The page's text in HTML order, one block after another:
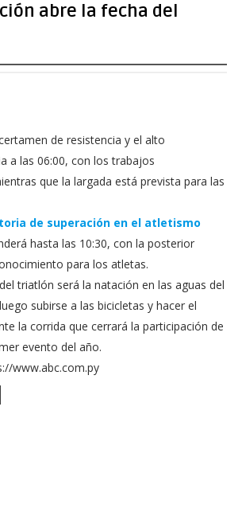
abre la fecha del
de resistencia y el alto
a las 06:00, con los trabajos
que la largada está prevista para las
de superación en el atletismo
hasta las 10:30, con la posterior
para los atletas.
triatlón será la natación en las aguas del
subirse a las bicicletas y hacer el
la corrida que cerrará la participación de
evento del año.
www.abc.com.py